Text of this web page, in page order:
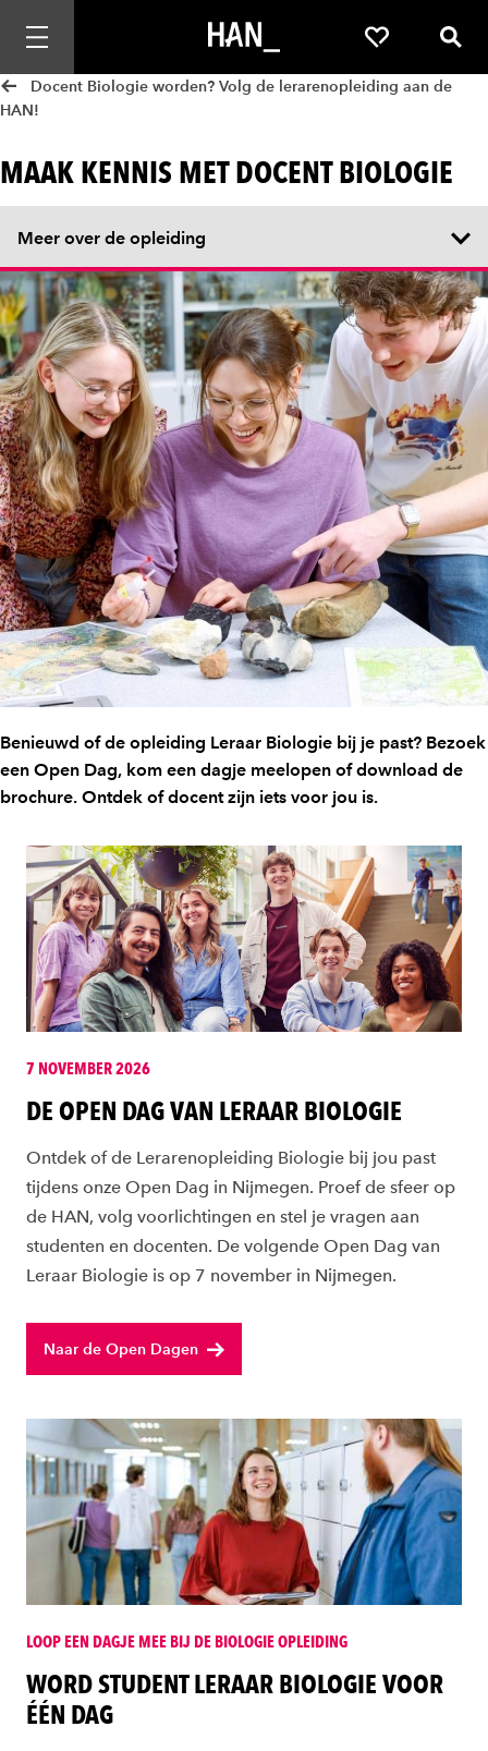
Mobiele navigatie openen Favorieten
Docent Biologie worden? Volg de lerarenopleiding aan de
HAN!
MAAK KENNIS MET DOCENT BIOLOGIE
Meer over de opleiding
Benieuwd of de opleiding Leraar Biologie bij je past? Bezoek
een Open Dag, kom een dagje meelopen of download de
brochure. Ontdek of docent zijn iets voor jou is.
7 NOVEMBER 2026
DE OPEN DAG VAN LERAAR BIOLOGIE
Ontdek of de Lerarenopleiding Biologie bij jou past
tijdens onze Open Dag in Nijmegen. Proef de sfeer op
de HAN, volg voorlichtingen en stel je vragen aan
studenten en docenten. De volgende Open Dag van
Leraar Biologie is op 7 november in Nijmegen.
Naar de Open Dagen
LOOP EEN DAGJE MEE BIJ DE BIOLOGIE OPLEIDING
WORD STUDENT LERAAR BIOLOGIE VOOR
ÉÉN DAG